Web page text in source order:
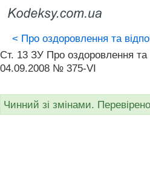
< Про оздоровлення та
Ст. 13 ЗУ Про оздоровлення та
04.09.2008 № 375-VI
Чинний зі змінами.